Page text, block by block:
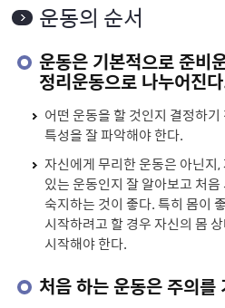
운동의 순서
운동은 기본적으로 준비
정리운동으로 나누어진
어떤 운동을 할 것인지 결정하
특성을 잘 파악해야 한다.
자신에게 무리한 운동은 아닌지
있는 운동인지 잘 알아보고 처
숙지하는 것이 좋다. 특히 몸이
시작하려고 할 경우 자신의 몸
시작해야 한다.
처음 하는 운동은 주의를